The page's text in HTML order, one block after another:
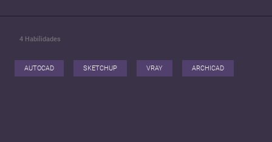
4 Habilidades
AUTOCAD SKETCHUP VRAY ARCHICAD